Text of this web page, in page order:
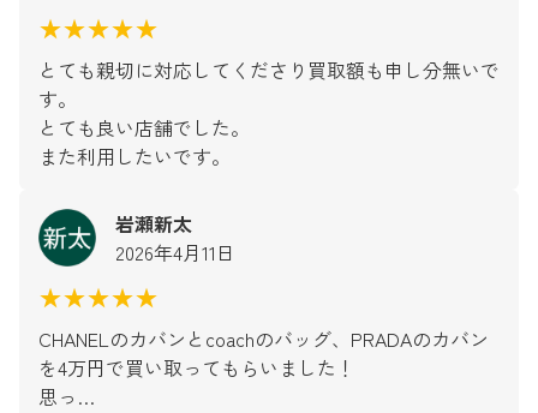
★★★★★
とても親切に対応してくださり買取額も申し分無いで
す。
とても良い店舗でした。
また利用したいです。
岩瀬新太
2026年4月11日
★★★★★
CHANELのカバンとcoachのバッグ、PRADAのカバン
を4万円で買い取ってもらいました！
思っ…